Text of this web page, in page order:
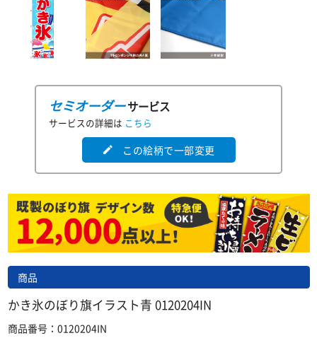
セミオーダーサービス
サービスの詳細は こちら
edit この絵柄で一部変更
商品
かき氷のぼり旗イラスト青 0120204IN
商品番号：0120204IN